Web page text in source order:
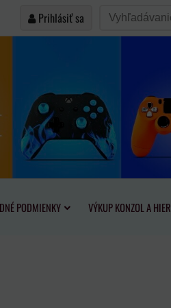
Prihlásiť sa
PODMIENKY VÝKUP KONZOL A HIER